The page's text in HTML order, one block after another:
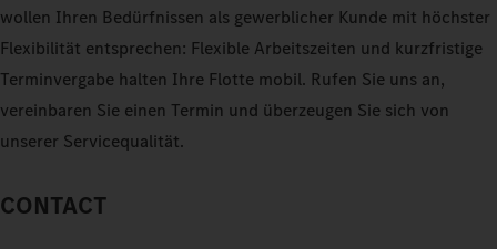
wollen Ihren Bedürfnissen als gewerblicher Kunde mit höchster
Flexibilität entsprechen: Flexible Arbeitszeiten und kurzfristige
Terminvergabe halten Ihre Flotte mobil. Rufen Sie uns an,
vereinbaren Sie einen Termin und überzeugen Sie sich von
unserer Servicequalität.
CONTACT